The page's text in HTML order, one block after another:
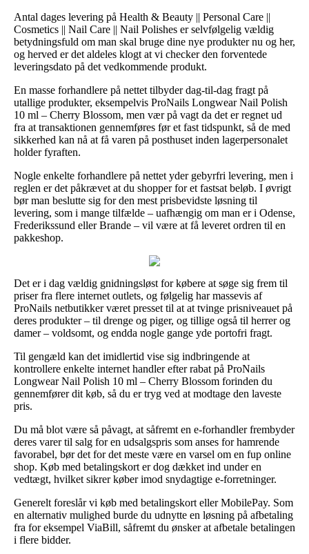
Antal dages levering på Health & Beauty || Personal Care ||
Cosmetics || Nail Care || Nail Polishes er selvfølgelig vældig
betydningsfuld om man skal bruge dine nye produkter nu og her,
og herved er det aldeles klogt at vi checker den forventede
leveringsdato på det vedkommende produkt.
En masse forhandlere på nettet tilbyder dag-til-dag fragt på
utallige produkter, eksempelvis ProNails Longwear Nail Polish
10 ml – Cherry Blossom, men vær på vagt da det er regnet ud
fra at transaktionen gennemføres før et fast tidspunkt, så de med
sikkerhed kan nå at få varen på posthuset inden lagerpersonalet
holder fyraften.
Nogle enkelte forhandlere på nettet yder gebyrfri levering, men i
reglen er det påkrævet at du shopper for et fastsat beløb. I øvrigt
bør man beslutte sig for den mest prisbevidste løsning til
levering, som i mange tilfælde – uafhængig om man er i Odense,
Frederikssund eller Brande – vil være at få leveret ordren til en
pakkeshop.
Det er i dag vældig gnidningsløst for købere at søge sig frem til
priser fra flere internet outlets, og følgelig har massevis af
ProNails netbutikker været presset til at at tvinge prisniveauet på
deres produkter – til drenge og piger, og tillige også til herrer og
damer – voldsomt, og endda nogle gange yde portofri fragt.
Til gengæld kan det imidlertid vise sig indbringende at
kontrollere enkelte internet handler efter rabat på ProNails
Longwear Nail Polish 10 ml – Cherry Blossom forinden du
gennemfører dit køb, så du er tryg ved at modtage den laveste
pris.
Du må blot være så påvagt, at såfremt en e-forhandler frembyder
deres varer til salg for en udsalgspris som anses for hamrende
favorabel, bør det for det meste være en varsel om en fup online
shop. Køb med betalingskort er dog dækket ind under en
vedtægt, hvilket sikrer køber imod snydagtige e-forretninger.
Generelt foreslår vi køb med betalingskort eller MobilePay. Som
en alternativ mulighed burde du udnytte en løsning på afbetaling
fra for eksempel ViaBill, såfremt du ønsker at afbetale betalingen
i flere bidder.